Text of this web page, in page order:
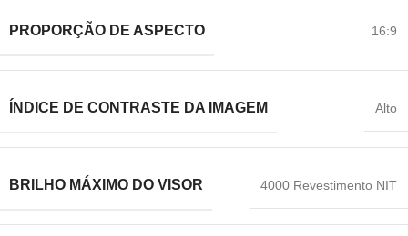
PROPORÇÃO DE ASPECTO 16:9
ÍNDICE DE CONTRASTE DA IMAGEM Alto
BRILHO MÁXIMO DO VISOR 4000 Revestimento NIT